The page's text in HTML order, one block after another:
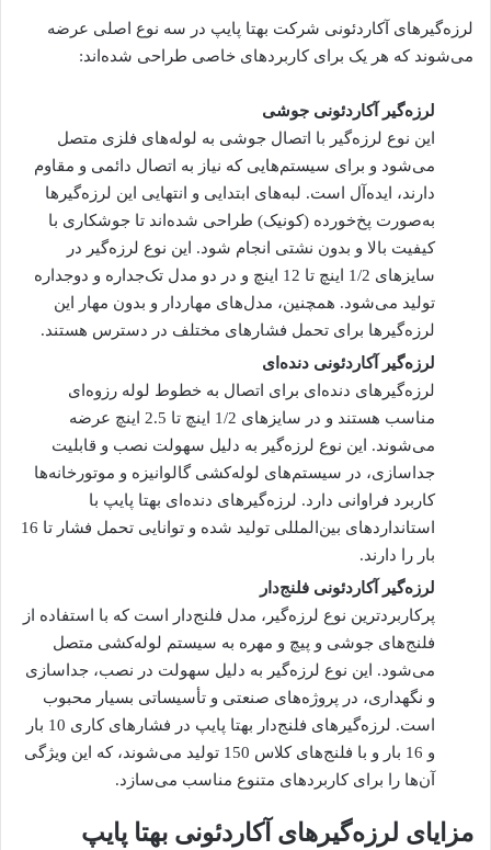
لرزه‌گیرهای آکاردئونی شرکت بهتا پایپ در سه نوع اصلی عرضه
می‌شوند که هر یک برای کاربردهای خاصی طراحی شده‌اند:
لرزه‌گیر آکاردئونی جوشی
این نوع لرزه‌گیر با اتصال جوشی به لوله‌های فلزی متصل
می‌شود و برای سیستم‌هایی که نیاز به اتصال دائمی و مقاوم
دارند، ایده‌آل است. لبه‌های ابتدایی و انتهایی این لرزه‌گیرها
به‌صورت پخ‌خورده (کونیک) طراحی شده‌اند تا جوشکاری با
کیفیت بالا و بدون نشتی انجام شود. این نوع لرزه‌گیر در
سایزهای 1/2 اینچ تا 12 اینچ و در دو مدل تک‌جداره و دوجداره
تولید می‌شود. همچنین، مدل‌های مهاردار و بدون مهار این
لرزه‌گیرها برای تحمل فشارهای مختلف در دسترس هستند.
لرزه‌گیر آکاردئونی دنده‌ای
لرزه‌گیرهای دنده‌ای برای اتصال به خطوط لوله رزوه‌ای
مناسب هستند و در سایزهای 1/2 اینچ تا 2.5 اینچ عرضه
می‌شوند. این نوع لرزه‌گیر به دلیل سهولت نصب و قابلیت
جداسازی، در سیستم‌های لوله‌کشی گالوانیزه و موتورخانه‌ها
کاربرد فراوانی دارد. لرزه‌گیرهای دنده‌ای بهتا پایپ با
استانداردهای بین‌المللی تولید شده و توانایی تحمل فشار تا 16
بار را دارند.
لرزه‌گیر آکاردئونی فلنج‌دار
پرکاربردترین نوع لرزه‌گیر، مدل فلنج‌دار است که با استفاده از
فلنج‌های جوشی و پیچ و مهره به سیستم لوله‌کشی متصل
می‌شود. این نوع لرزه‌گیر به دلیل سهولت در نصب، جداسازی
و نگهداری، در پروژه‌های صنعتی و تأسیساتی بسیار محبوب
است. لرزه‌گیرهای فلنج‌دار بهتا پایپ در فشارهای کاری 10 بار
و 16 بار و با فلنج‌های کلاس 150 تولید می‌شوند، که این ویژگی
آن‌ها را برای کاربردهای متنوع مناسب می‌سازد.
مزایای لرزه‌گیرهای آکاردئونی بهتا پایپ